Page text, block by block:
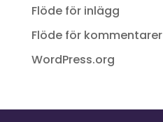
Flöde för inlägg
Flöde för kommentarer
WordPress.org